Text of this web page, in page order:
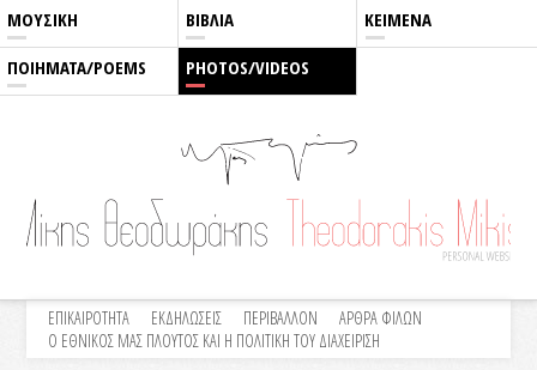
ΜΟΥΣΙΚΗ ΒΙΒΛΙΑ ΚΕΙΜΕΝΑ
ΠΟΙΗΜΑΤΑ/POEMS PHOTOS/VIDEOS
ΕΠΙΚΑΙΡΟΤΗΤΑ ΕΚΔΗΛΩΣΕΙΣ ΠΕΡΙΒΑΛΛΟΝ
ΑΡΘΡΑ ΦΙΛΩΝ
Ο ΕΘΝΙΚΟΣ ΜΑΣ ΠΛΟΥΤΟΣ ΚΑΙ Η ΠΟΛΙΤΙΚΗ ΤΟΥ ΔΙΑΧΕΙΡΙΣΗ